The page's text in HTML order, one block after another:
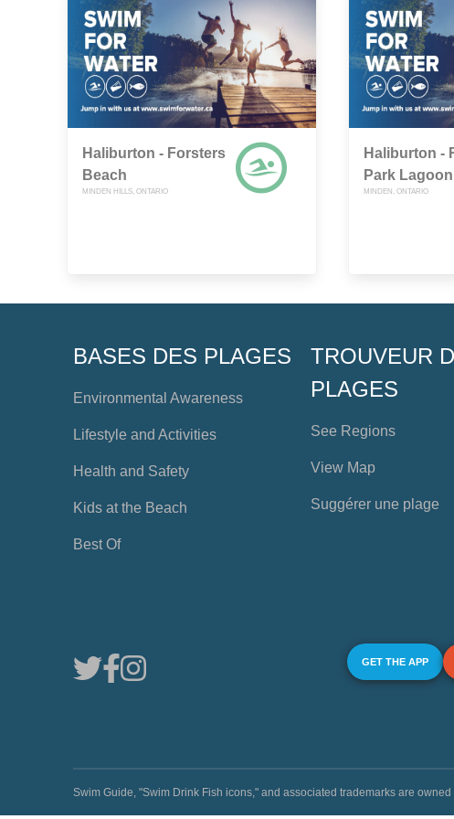
Haliburton - Forsters
Beach
MINDEN HILLS, ONTARIO
Haliburton -
Park Lagoon
MINDEN, ONTARIO
BASES DES PLAGES
Environmental Awareness
Lifestyle and Activities
Health and Safety
Kids at the Beach
Best Of
TROUVEUR
PLAGES
See Regions
View Map
Suggérer une plage
GET THE APP
Swim Guide, "Swim Drink Fish icons," and associated trademarks are owned